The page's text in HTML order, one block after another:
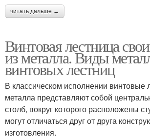
читать дальше →
Винтовая лестница
из металла. Виды
винтовых лестниц
В классическом исполнении винтовые
металла представляют собой
столб, вокруг которого расположены
могут отличаться друг от друга
изготовления.